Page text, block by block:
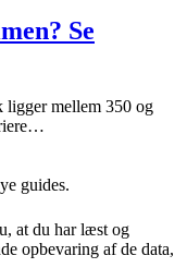
Se
ligger mellem 350 og
guides.
at du har læst og
opbevaring af de data,